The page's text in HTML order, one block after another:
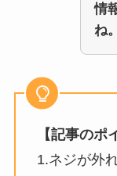
情
ね。
【記事のポ
1.ネジが外